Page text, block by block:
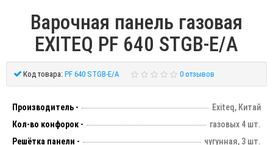
Варочная панель газовая
EXITEQ PF 640 STGB-E/A
Код товара: PF 640 STGB-E/A 0 отзывов
Производитель -
Exiteq, Китай
Кол-во конфорок -
газовых 4 шт.
Решётка панели -
чугунная, 3 шт.